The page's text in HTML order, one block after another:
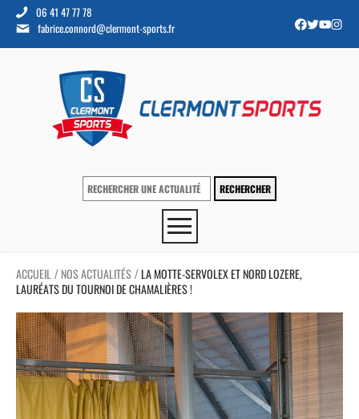
06 41 47 77 78
fabrice.connord@clermont-sports.fr
ACCUEIL / NOS ACTUALITÉS /LA MOTTE-SERVOLEX ET NORD LOZERE,
LAURÉATS DU TOURNOI DE CHAMALIÈRES !